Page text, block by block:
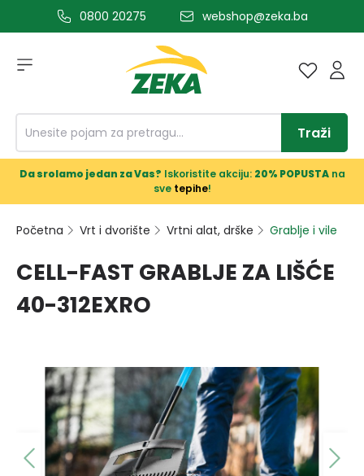
glavni sadržaj0800 20275 webshop@zeka.ba
Traži
Da srolamo jedan za Vas? Iskoristite akciju: 20% POPUSTAna
sve tepihe!
Početna Vrt i dvorište Vrtni alat, drške Grablje i vile
CELL-FAST GRABLJE ZA LIŠĆE
40-312EXRO